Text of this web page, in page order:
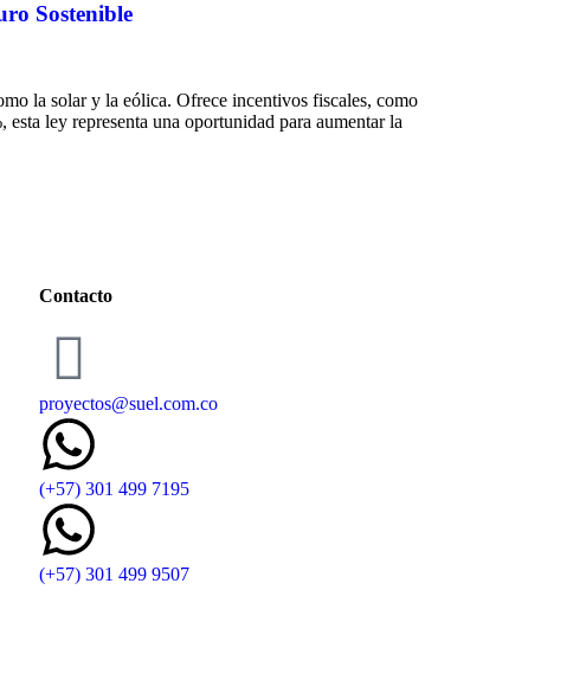
Sostenible
la solar y la eólica. Ofrece incentivos fiscales, como
ley representa una oportunidad para aumentar la
Contacto
proyectos@suel.com.co​
(+57) 301 499 7195
(+57) 301 499 9507